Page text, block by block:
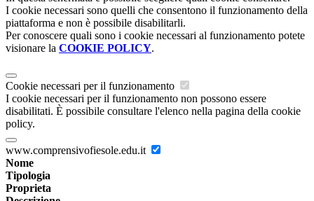
I cookie necessari sono quelli che consentono il funzionamento della
piattaforma e non è possibile disabilitarli.
Per conoscere quali sono i cookie necessari al funzionamento potete
visionare la COOKIE POLICY.
Cookie necessari per il funzionamento
I cookie necessari per il funzionamento non possono essere
disabilitati. È possibile consultare l'elenco nella pagina della cookie
policy.
www.comprensivofiesole.edu.it
Nome
Tipologia
Proprieta